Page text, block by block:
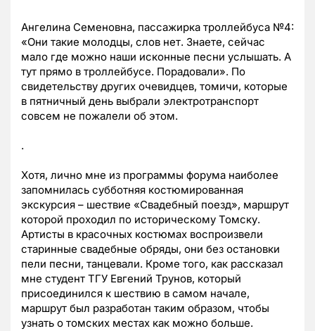
Ангелина Семеновна, пассажирка троллейбуса №4:
«Они такие молодцы, слов нет. Знаете, сейчас
мало где можно наши исконные песни услышать. А
тут прямо в троллейбусе. Порадовали». По
свидетельству других очевидцев, томичи, которые
в пятничный день выбрали электротранспорт
совсем не пожалели об этом.
.
Хотя, лично мне из программы форума наиболее
запомнилась субботняя костюмированная
экскурсия – шествие «Свадебный поезд», маршрут
которой проходил по историческому Томску.
Артисты в красочных костюмах воспроизвели
старинные свадебные обряды, они без остановки
пели песни, танцевали. Кроме того, как рассказал
мне студент ТГУ Евгений Трунов, который
присоединился к шествию в самом начале,
маршрут был разработан таким образом, чтобы
узнать о томских местах как можно больше.